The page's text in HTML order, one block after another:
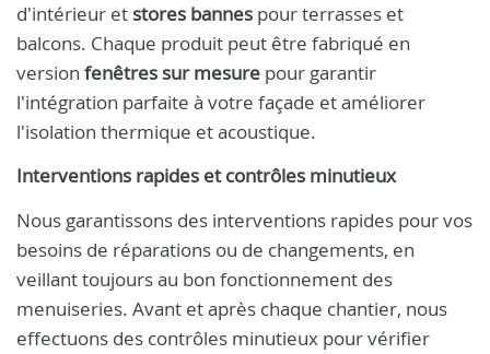
d'intérieur et stores bannes pour terrasses et
balcons. Chaque produit peut être fabriqué en
version fenêtres sur mesure pour garantir
l'intégration parfaite à votre façade et améliorer
l'isolation thermique et acoustique.
Interventions rapides et contrôles minutieux
Nous garantissons des interventions rapides pour vos
besoins de réparations ou de changements, en
veillant toujours au bon fonctionnement des
menuiseries. Avant et après chaque chantier, nous
effectuons des contrôles minutieux pour vérifier